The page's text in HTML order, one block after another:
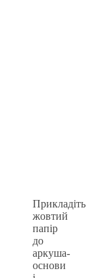
Прикладіть
жовтий
папір
до
аркуша-
основи